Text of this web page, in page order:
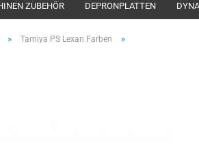
ZUBEHÖR DEPRONPLATTEN
» Tamiya PS Lexan Farben »